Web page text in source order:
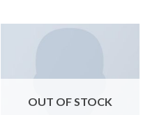
OUT OF STOCK